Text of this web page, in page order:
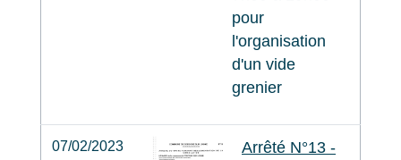
pour
l'organisation
d'un vide
grenier
07/02/2023
Arrêté N°13 -